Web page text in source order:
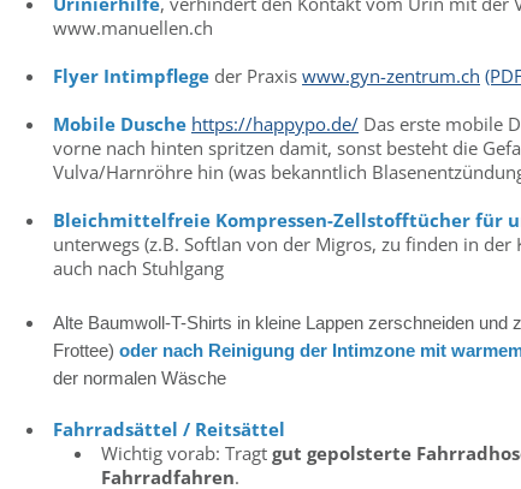
www.manuellen.ch
Flyer Intimpflege der Praxis www.gyn-zentrum.ch
Mobile Dusche https://happypo.de/ Das erste mobile
vorne nach hinten spritzen damit, sonst besteht die
Vulva/Harnröhre hin (was bekanntlich
Bleichmittelfreie Kompressen-Zellstofftücher für
unterwegs (z.B. Softlan von der Migros, zu finden in
auch nach Stuhlgang
Alte Baumwoll-T-Shirts in kleine Lappen zerschneiden und
Frottee) oder nach Reinigung der Intimzone mit
der normalen Wäsche
Fahrradsättel / Reitsättel
Wichtig vorab: Tragt gut gepolsterte
Fahrradfahren.